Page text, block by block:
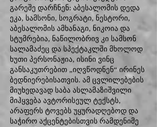
გარეშე დარჩნენ: აბესალომის დედა
ეკა, სამსონი, სოგრატი, ნესტორი,
აბესალომის ამხანაგი, ნიკოია და
სტუმრებია, ნაწილობრივ კი სამსონ
სალამაძეც და სპექტაკლში მხოლოდ
ხუთი პერსონაჟია, ისინი ვინც
განსაკუთრებით „იღვწოდნენ“ ირინეს
ბედნიერებისათვის. ამ ცვლილებების
მიუხედავად საბა ასლამაზიშვილი
მიჰყვება ავტორისეულ ტექსტს,
არაფერს ტოვებს უყურადღებოდ და
საჭირო აქცენტებისთვის რამდენიმე